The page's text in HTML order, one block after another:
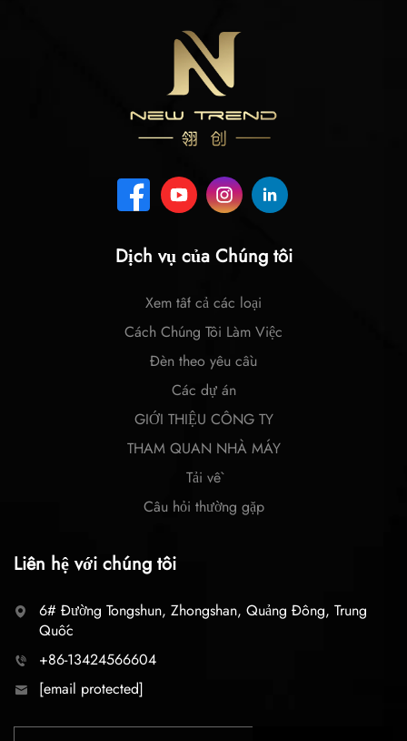
Dịch vụ của Chúng tôi
Xem tất cả các loại
Cách Chúng Tôi Làm Việc
Đèn theo yêu cầu
Các dự án
GIỚI THIỆU CÔNG TY
THAM QUAN NHÀ MÁY
Tải về
Câu hỏi thường gặp
Liên hệ với chúng tôi
6# Đường Tongshun, Zhongshan, Quảng Đông, Trung
Quốc
+86-13424566604
[email protected]